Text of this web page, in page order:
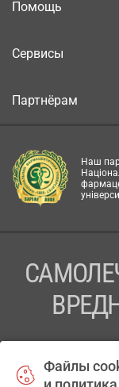
Помощь
Сервисы
Партнёрам
Наш
Файлы